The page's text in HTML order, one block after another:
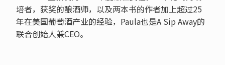
培者，获奖的酿酒师，以及两本书的作者加上超过25
年在美国葡萄酒产业的经验，Paula也是A Sip Away的
联合创始人兼CEO。